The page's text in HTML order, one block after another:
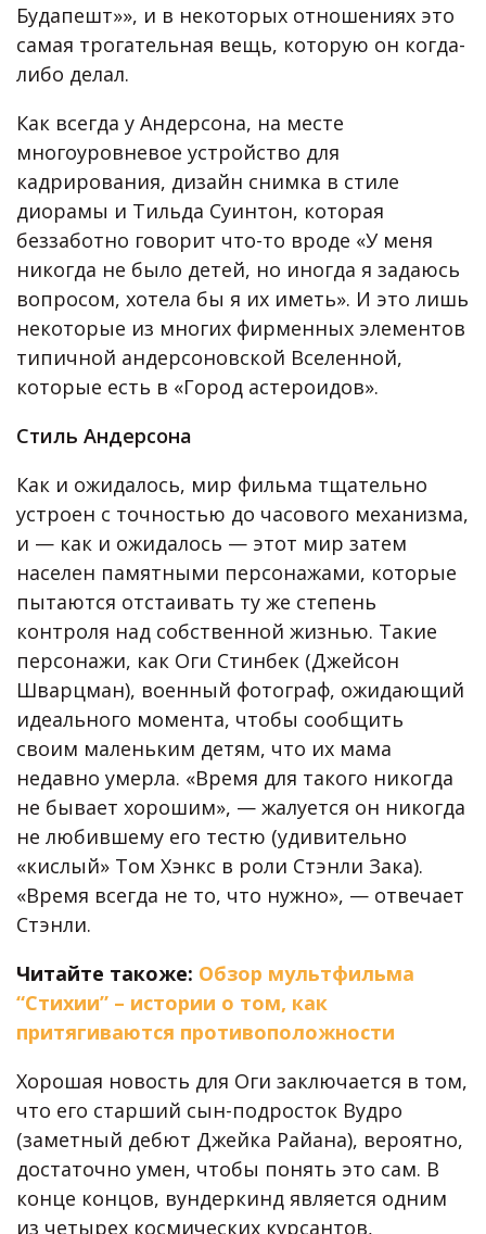
Будапешт»», и в некоторых отношениях это
самая трогательная вещь, которую он когда-
либо делал.
Как всегда у Андерсона, на месте
многоуровневое устройство для
кадрирования, дизайн снимка в стиле
диорамы и Тильда Суинтон, которая
беззаботно говорит что-то вроде «У меня
никогда не было детей, но иногда я задаюсь
вопросом, хотела бы я их иметь». И это лишь
некоторые из многих фирменных элементов
типичной андерсоновской Вселенной,
которые есть в «Город астероидов».
Стиль Андерсона
Как и ожидалось, мир фильма тщательно
устроен с точностью до часового механизма,
и — как и ожидалось — этот мир затем
населен памятными персонажами, которые
пытаются отстаивать ту же степень
контроля над собственной жизнью. Такие
персонажи, как Оги Стинбек (Джейсон
Шварцман), военный фотограф, ожидающий
идеального момента, чтобы сообщить
своим маленьким детям, что их мама
недавно умерла. «Время для такого никогда
не бывает хорошим», — жалуется он никогда
не любившему его тестю (удивительно
«кислый» Том Хэнкс в роли Стэнли Зака).
«Время всегда не то, что нужно», — отвечает
Стэнли.
Читайте такоже: Обзор мультфильма
“Стихии” – истории о том, как
притягиваются противоположности
Хорошая новость для Оги заключается в том,
что его старший сын-подросток Вудро
(заметный дебют Джейка Райана), вероятно,
достаточно умен, чтобы понять это сам. В
конце концов, вундеркинд является одним
из четырех космических курсантов,